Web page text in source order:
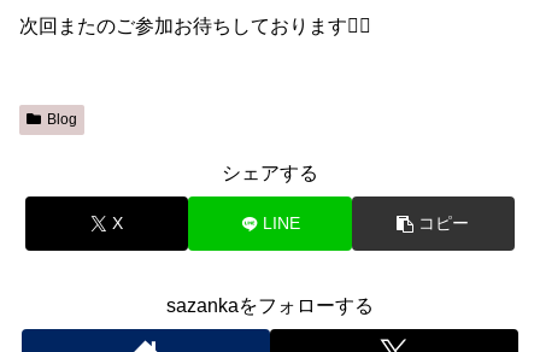
次回またのご参加お待ちしております🙇‍♀️
Blog
シェアする
X LINE コピー
sazankaをフォローする